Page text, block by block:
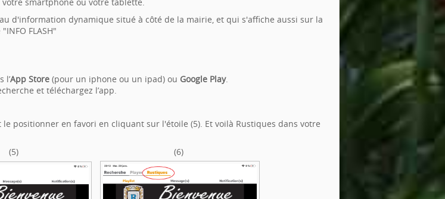
d'information dynamique situé à côté de la mairie, et qui s'affiche aussi sur la
FLASH"
l’App Store (pour un iphone ou un ipad) ou Google Play.
et téléchargez l’app.
positionner en favori en cliquant sur l'étoile (5). Et voilà Rustiques dans votre
(5) (6)